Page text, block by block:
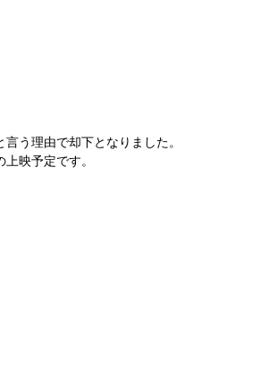
う理由で却下となりました。
映予定です。